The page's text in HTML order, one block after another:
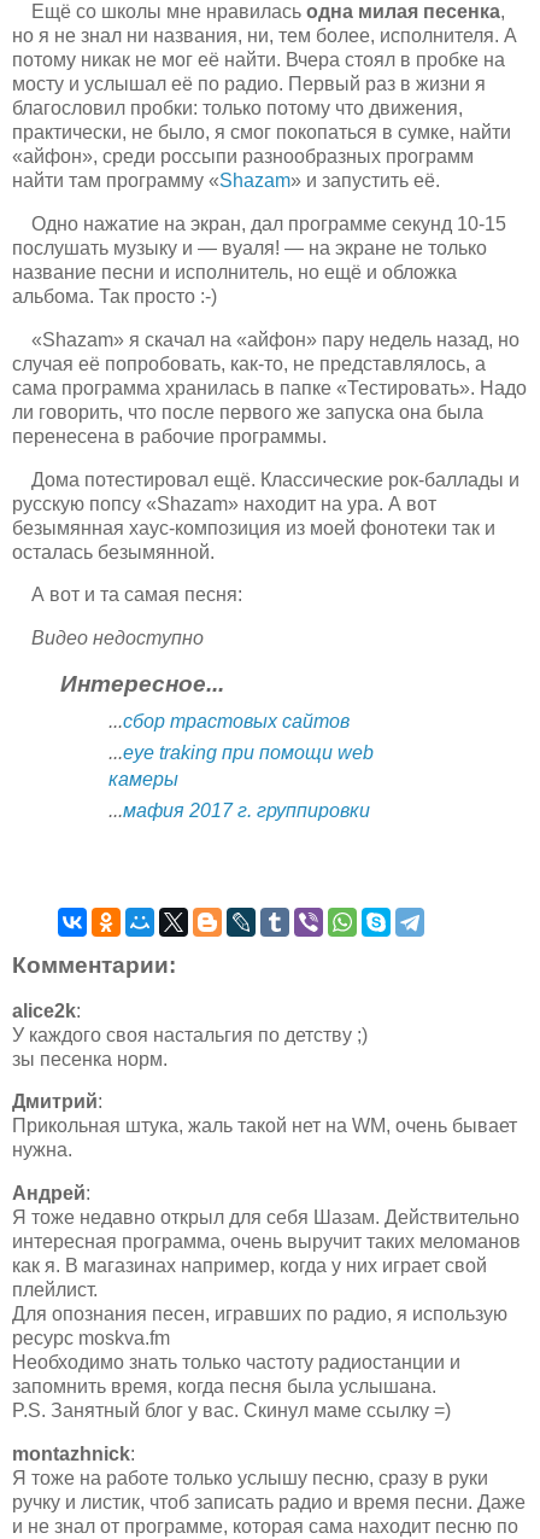
Ещё со школы мне нравилась одна милая песенка,
но я не знал ни названия, ни, тем более, исполнителя. А
потому никак не мог её найти. Вчера стоял в пробке на
мосту и услышал её по радио. Первый раз в жизни я
благословил пробки: только потому что движения,
практически, не было, я смог покопаться в сумке, найти
«айфон», среди россыпи разнообразных программ
найти там программу «Shazam» и запустить её.
Одно нажатие на экран, дал программе секунд 10-15
послушать музыку и — вуаля! — на экране не только
название песни и исполнитель, но ещё и обложка
альбома. Так просто :-)
«Shazam» я скачал на «айфон» пару недель назад, но
случая её попробовать, как-то, не представлялось, а
сама программа хранилась в папке «Тестировать». Надо
ли говорить, что после первого же запуска она была
перенесена в рабочие программы.
Дома потестировал ещё. Классические рок-баллады и
русскую попсу «Shazam» находит на ура. А вот
безымянная хаус-композиция из моей фонотеки так и
осталась безымянной.
А вот и та самая песня:
Видео недоступно
Интересное...
...сбор трастовых сайтов
...eye traking при помощи web
камеры
...мафия 2017 г. группировки
Комментарии:
alice2k:
У каждого своя настальгия по детству ;)
зы песенка норм.
Дмитрий:
Прикольная штука, жаль такой нет на WM, очень бывает
нужна.
Андрей:
Я тоже недавно открыл для себя Шазам. Действительно
интересная программа, очень выручит таких меломанов
как я. В магазинах например, когда у них играет свой
плейлист.
Для опознания песен, игравших по радио, я использую
ресурс moskva.fm
Необходимо знать только частоту радиостанции и
запомнить время, когда песня была услышана.
P.S. Занятный блог у вас. Скинул маме ссылку =)
montazhnick:
Я тоже на работе только услышу песню, сразу в руки
ручку и листик, чтоб записать радио и время песни. Даже
и не знал от программе, которая сама находит песню по